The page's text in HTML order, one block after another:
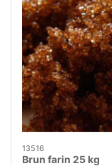
13516
Brun farin 25 kg